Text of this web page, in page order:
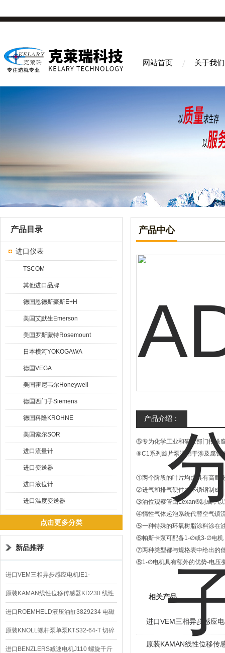
网站首页 关于我们
产品目录
进口仪表
TSCOM
其他进口品牌
德国恩德斯豪斯E+H
美国艾默生Emerson
美国罗斯蒙特Rosemount
日本横河YOKOGAWA
德国VEGA
美国霍尼韦尔Honeywell
德国西门子Siemens
德国科隆KROHNE
美国索尔SOR
进口流量计
进口变送器
进口液位计
进口温度变送器
点击更多分类
新品推荐
进口VEM三相异步感应电机IE1-
K21R80G4马达
原装KAMAN线性位移传感器KD230 线性
编码器
进口ROEMHELD液压油缸3829234 电磁
阀定位器
原装KNOLL螺杆泵单泵KTS32-64-T 切碎
排屑机
进口BENZLERS减速电机J110 螺旋千斤
产品中心
产品介绍：
⑤专为化学工业和研发部门抽送
⑥C1系列旋片泵适用于涉及腐蚀
①两个阶段的叶片均由具有高耐
②进气和排气硬件由不锈钢制成
③油位观察管由Lexan®制成，以
④惰性气体起泡系统代替空气镇
⑤一种特殊的环氧树脂涂料涂在
⑥帕斯卡泵可配备1-∅或3-∅电机
⑦两种类型都与规格表中给出的
⑧1-∅电机具有额外的优势-电压
相关产品
进口VEM三相异步感应
原装KAMAN线性位移传